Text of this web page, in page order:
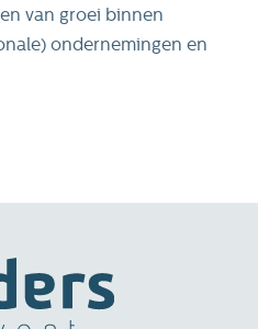
Wortmann,
service- en
ons aanbod
beschikken
twintig
onze
van groei binnen
ondernemingen en